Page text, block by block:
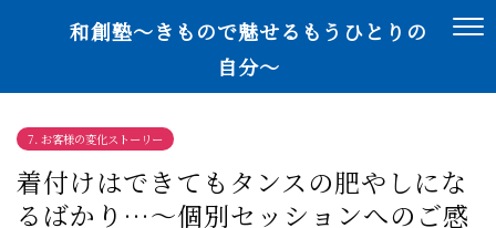
和創塾〜きもので魅せるもうひとりの
自分〜
7. お客様の変化ストーリー
着付けはできてもタンスの肥やしにな
るばかり…〜個別セッションへのご感